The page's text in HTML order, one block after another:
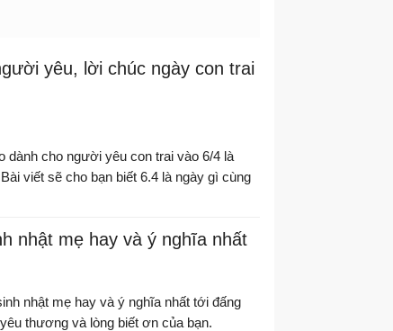
yêu, lời chúc ngày con trai
dành cho người yêu con trai vào 6/4 là
viết sẽ cho bạn biết 6.4 là ngày gì cùng
nhật mẹ hay và ý nghĩa nhất
nhật mẹ hay và ý nghĩa nhất tới đấng
thương và lòng biết ơn của bạn.